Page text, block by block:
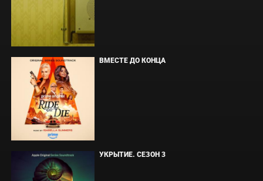
ВМЕСТЕ ДО КОНЦА
УКРЫТИЕ. СЕЗОН 3